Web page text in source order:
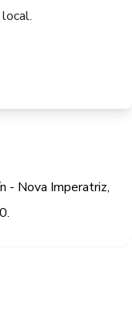
- Nova Imperatriz,